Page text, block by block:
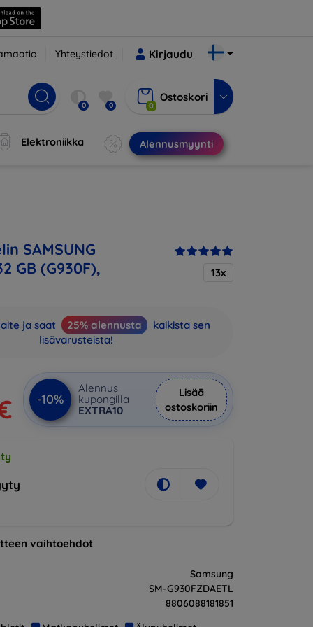
Yhteystiedot Kirjaudu
0 0 0
Ostoskori
Elektroniikka Alennusmyynti
SAMSUNG
GB (G930F),
13x
ja saat 25% alennusta
kaikista sen
lisävarusteista!
-10%
Alennus
kupongilla
EXTRA10
Lisää
ostoskoriin
vaihtoehdot
Samsung
SM-G930FZDAETL
8806088181851